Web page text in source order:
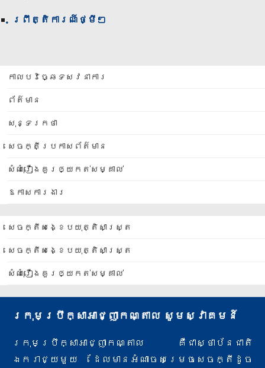
ព្រឹត្តិការណ៍ថ្មីៗ
កាលបរិច្ឆេទសវនាការ
ព័ត៌មាន
សុន្ទរកថា
សេចក្តីប្រកាសព័ត៌មាន
សំណុំរឿងគួរឲ្យកត់សម្គាល់
ឱកាសការងារ
សេចក្តីសង្ខេបយុត្តិសាស្ត្រ
សេចក្តីសង្ខេបយុត្តិសាស្ត្រ
សំណុំរឿងគួរឲ្យកត់សម្គាល់
ក្រុមប្រឹក្សាអាជ្ញាកណ្តាល សូមស្វាគមន៍
ក្រុមប្រឹក្សាអាជ្ញាកណ្តាល គឺជាស្ថាប័នជាតិ
ឯករាជ្យមួយ ដែលមានអំណាចសម្រេចសេចក្តីដូច